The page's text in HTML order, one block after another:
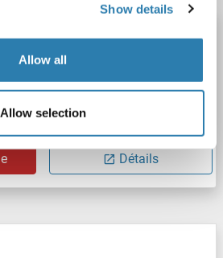
Show details
Allow all
Allow selection
Colorimetric
Cell Lysate, Tissue Homogenate
Détails